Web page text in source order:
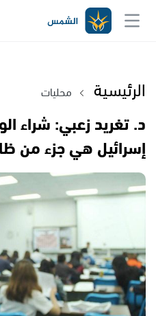
الرئيسية محليات
د. تغريد زعبي: شراء
إسرائيل هي جزء من